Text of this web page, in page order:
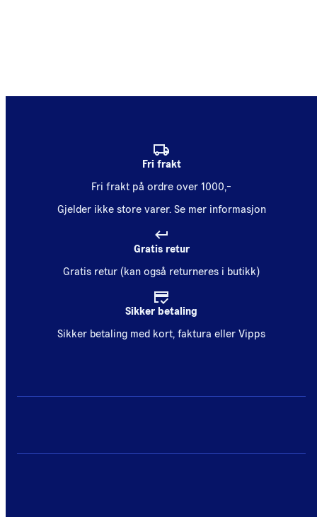
Fri frakt
Fri frakt på ordre over 1000,-
Gjelder ikke store varer. Se mer informasjon
Gratis retur
Gratis retur (kan også returneres i butikk)
Sikker betaling
Sikker betaling med kort, faktura eller Vipps